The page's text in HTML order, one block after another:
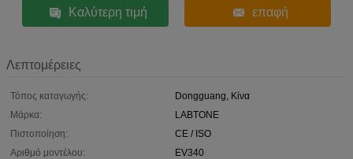
Καλύτερη τιμή επαφή
Λεπτομέρειες
Τόπος καταγωγής:
Dongguang, Κίνα
Μάρκα:
LABTONE
Πιστοποίηση:
CE / ISO
Αριθμό μοντέλου:
EV340